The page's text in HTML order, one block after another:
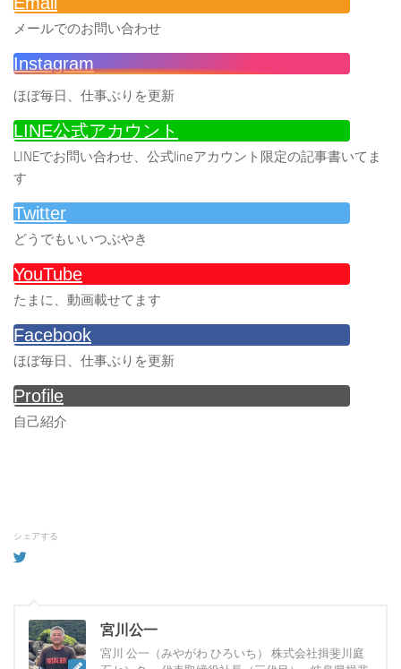
メールでのお問い合わせ
Instagram
ほぼ毎日、仕事ぶりを更新
LINE公式アカウント
LINEでお問い合わせ、公式lineアカウント限定の記事書いてま
す
Twitter
どうでもいいつぶやき
YouTube
たまに、動画載せてます
Facebook
ほぼ毎日、仕事ぶりを更新
Profile
自己紹介
シェアする
宮川公一
宮川 公一（みやがわ ひろいち） 株式会社揖斐川庭